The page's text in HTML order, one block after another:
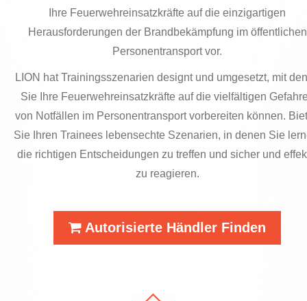
Ihre Feuerwehreinsatzkräfte auf die einzigartigen
Herausforderungen der Brandbekämpfung im öffentlichen
Personentransport vor.
LION hat Trainingsszenarien designt und umgesetzt, mit
Sie Ihre Feuerwehreinsatzkräfte auf die vielfältigen
von Notfällen im Personentransport vorbereiten können.
Sie Ihren Trainees lebensechte Szenarien, in denen Sie
die richtigen Entscheidungen zu treffen und sicher und
zu reagieren.
Autorisierte Händler Finden